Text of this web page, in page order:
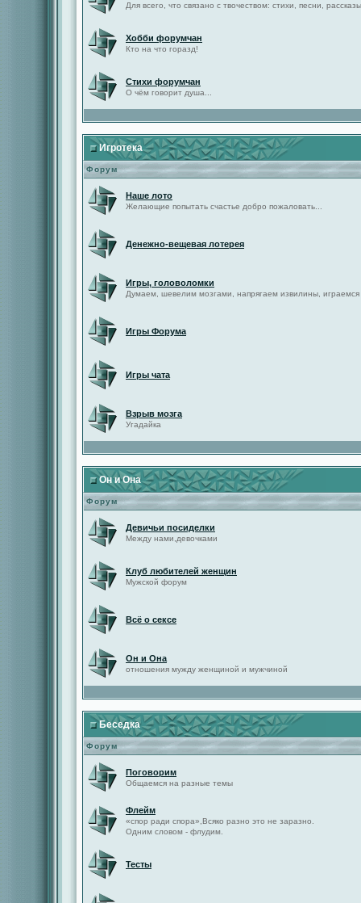
Для всего, что связано с твочеством: стихи, песни,
Хобби форумчан
Кто на что горазд!
Стихи форумчан
О чём говорит душа...
Игротека
Форум
Наше лото
Желающие попытать счастье добро пожаловать...
Денежно-вещевая лотерея
Игры, головоломки
Думаем, шевелим мозгами, напрягаем извилины,
Игры Форума
Игры чата
Взрыв мозга
Угадайка
Он и Она
Форум
Девичьи посиделки
Между нами,девочками
Клуб любителей женщин
Мужской форум
Всё о сексе
Он и Она
отношения мужду женщиной и мужчиной
Беседка
Форум
Поговорим
Общаемся на разные темы
Флейм
«спор ради спора»,Всяко разно это не заразно.
Одним словом - флудим.
Тесты